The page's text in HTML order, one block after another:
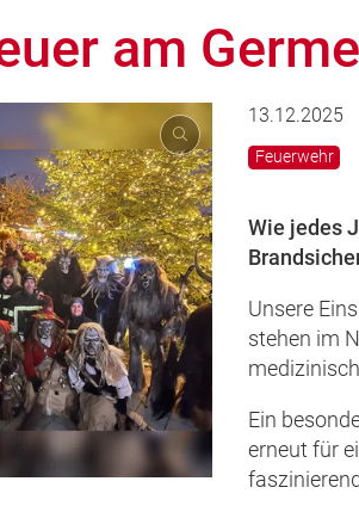
am
13.12.2025
Feuerwehr
Wie jedes
Unsere
stehen im
Ein
erneut für